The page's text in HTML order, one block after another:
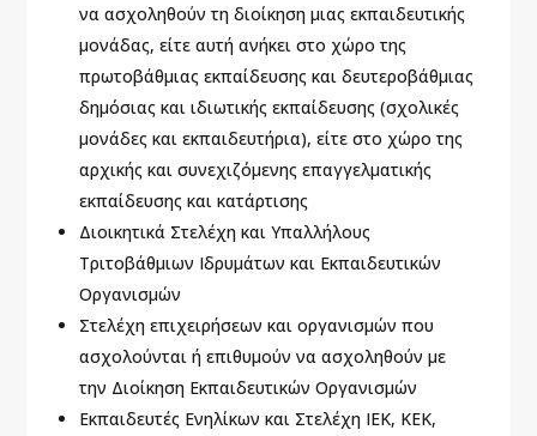
να ασχοληθούν τη διοίκηση μιας εκπαιδευτικής
μονάδας, είτε αυτή ανήκει στο χώρο της
πρωτοβάθμιας εκπαίδευσης και δευτεροβάθμιας
δημόσιας και ιδιωτικής εκπαίδευσης (σχολικές
μονάδες και εκπαιδευτήρια), είτε στο χώρο της
αρχικής και συνεχιζόμενης επαγγελματικής
εκπαίδευσης και κατάρτισης
Διοικητικά Στελέχη και Υπαλλήλους
Τριτοβάθμιων Ιδρυμάτων και Εκπαιδευτικών
Οργανισμών
Στελέχη επιχειρήσεων και οργανισμών που
ασχολούνται ή επιθυμούν να ασχοληθούν με
την Διοίκηση Εκπαιδευτικών Οργανισμών
Εκπαιδευτές Ενηλίκων και Στελέχη ΙΕΚ, ΚΕΚ,